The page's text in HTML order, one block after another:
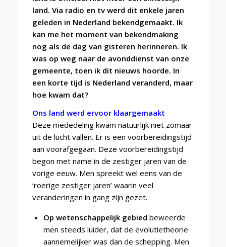
land. Via radio en tv werd dit enkele jaren
geleden in Nederland bekendgemaakt. Ik
kan me het moment van bekendmaking
nog als de dag van gisteren herinneren. Ik
was op weg naar de avonddienst van onze
gemeente, toen ik dit nieuws hoorde. In
een korte tijd is Nederland veranderd, maar
hoe kwam dat?
Ons land werd ervoor klaargemaakt
Deze mededeling kwam natuurlijk niet zomaar
uit de lucht vallen. Er is een voorbereidingstijd
aan voorafgegaan. Deze voorbereidingstijd
begon met name in de zestiger jaren van de
vorige eeuw. Men spreekt wel eens van de
‘roerige zestiger jaren’ waarin veel
veranderingen in gang zijn gezet.
Op wetenschappelijk gebied beweerde
men steeds luider, dat de evolutietheorie
aannemelijker was dan de schepping. Men